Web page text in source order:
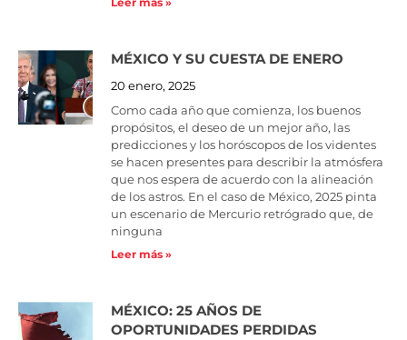
MÉXICO Y SU CUESTA DE ENERO
20 enero, 2025
Como cada año que comienza, los buenos
propósitos, el deseo de un mejor año, las
predicciones y los horóscopos de los videntes
se hacen presentes para describir la atmósfera
que nos espera de acuerdo con la alineación
de los astros. En el caso de México, 2025 pinta
un escenario de Mercurio retrógrado que, de
ninguna
Leer más »
MÉXICO: 25 AÑOS DE
OPORTUNIDADES PERDIDAS